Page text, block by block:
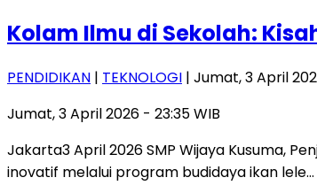
Kolam Ilmu di Sekolah:
PENDIDIKAN | TEKNOLOGI | Jumat, 3 April
Jumat, 3 April 2026 - 23:35 WIB
Jakarta3 April 2026 SMP Wijaya Kusuma,
inovatif melalui program budidaya ikan lele…